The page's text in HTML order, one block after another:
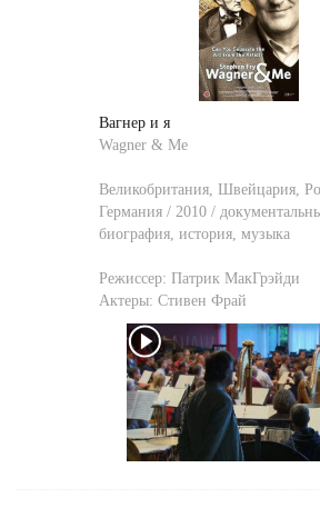
Вагнер и я
Wagner & Me
Великобритания, Швейцария,
Германия / 2010 /
биография, история, музыка
Режиссер: Патрик МакГрэйди
Актеры: Стивен Фрай